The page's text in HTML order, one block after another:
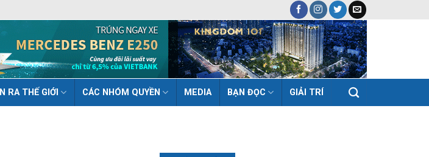
RA THẾ GIỚI CÁC NHÓM QUYỀN MEDIA BẠN ĐỌC GIẢI TRÍ